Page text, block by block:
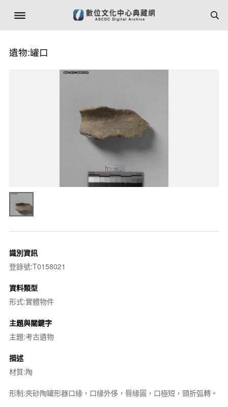
遺物:罐口
識別資訊
登錄號:T0158021
資料類型
形式:實體物件
主題與關鍵字
主題:考古遺物
描述
材質:陶
形制:夾砂陶罐形器口緣，口緣外侈，唇緣圓，口極短，頸折弧轉。